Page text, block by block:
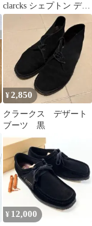
clarcks シェプトン デザ
ートブーツ ブラック
¥2,850
クラークス デザート
ブーツ 黒
¥ 12,000